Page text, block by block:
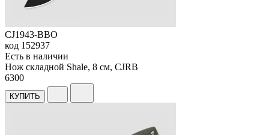
CJ1943-BBO
код 152937
Есть в наличии
Нож складной Shale, 8 см, CJRB
6300
КУПИТЬ